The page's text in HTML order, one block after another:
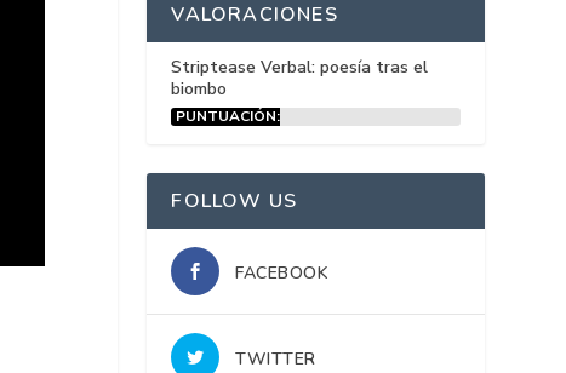
VALORACIONES
Striptease Verbal: poesía tras el
biombo
PUNTUACIÓN:
FOLLOW US
FACEBOOK
TWITTER